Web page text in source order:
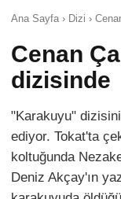
Ana Sayfa › Dizi ›
Cenan
dizisinde
"Karakuyu"
ediyor. Tokat'ta
koltuğunda
Deniz Akçay'ın